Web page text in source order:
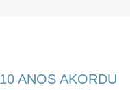
ANOS AKORDU